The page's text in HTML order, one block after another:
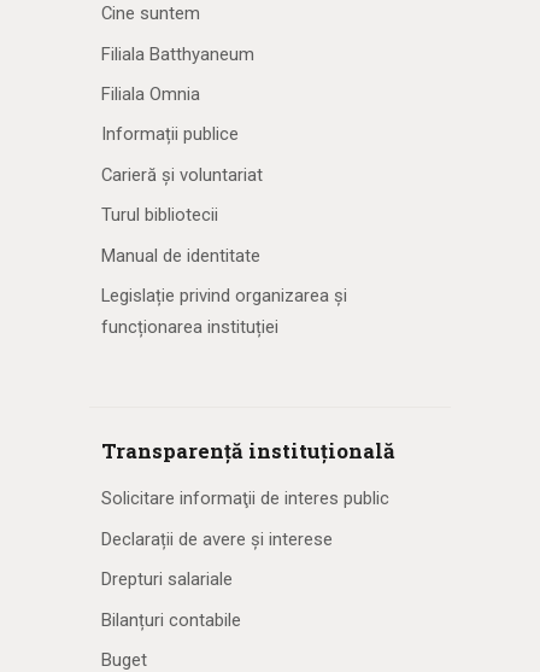
Cine suntem
Filiala Batthyaneum
Filiala Omnia
Informații publice
Carieră și voluntariat
Turul bibliotecii
Manual de identitate
Legislație privind organizarea și
funcționarea instituției
Transparență instituțională
Solicitare informaţii de interes public
Declarații de avere și interese
Drepturi salariale
Bilanțuri contabile
Buget